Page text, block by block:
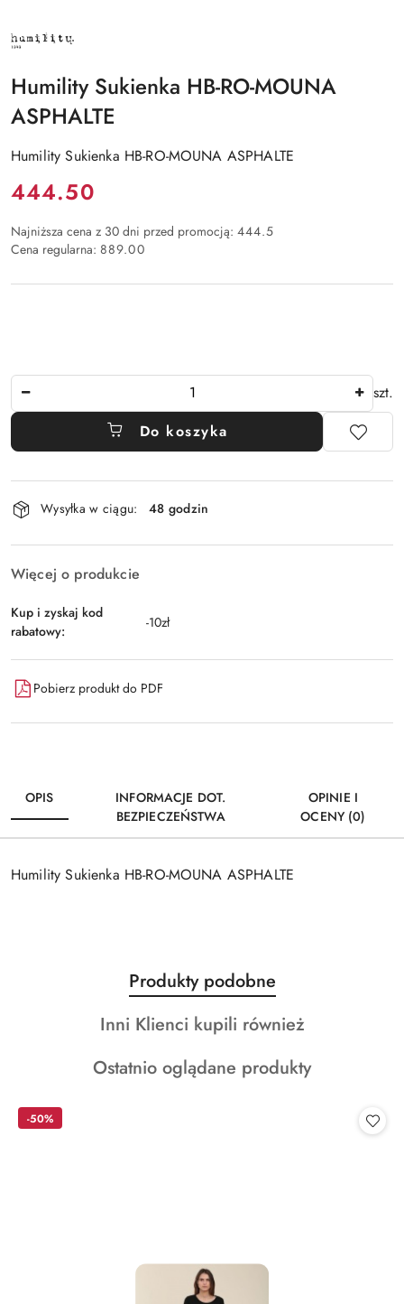
NAZWA
PRODUCENTA:
Humility Sukienka HB-RO-MOUNA
ASPHALTE
Humility Sukienka HB-RO-MOUNA ASPHALTE
Cena:
444.50
Najniższa cena z 30 dni przed promocją: 444.5
Cena regularna: 889.00
szt.
Do koszyka
Dostępność
i
dostawa
Wysyłka w ciągu: 48 godzin
Więcej o produkcie
Kup i zyskaj kod
rabatowy:
-10zł
Pobierz produkt do PDF
OPIS
INFORMACJE DOT.
BEZPIECZEŃSTWA
OPINIE I
OCENY (0)
Humility Sukienka HB-RO-MOUNA ASPHALTE
Pomiń karuzelę produktów
Produkty
o
statusie:
Produkty podobne
Produkty
statusie:
Inni Klienci kupili również
Produkty
Ostatnio oglądane produkty
-50%